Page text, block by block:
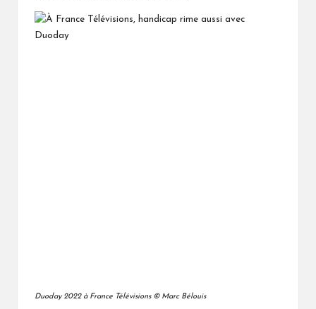
Duoday 2022 à France Télévisions © Marc Bélouis